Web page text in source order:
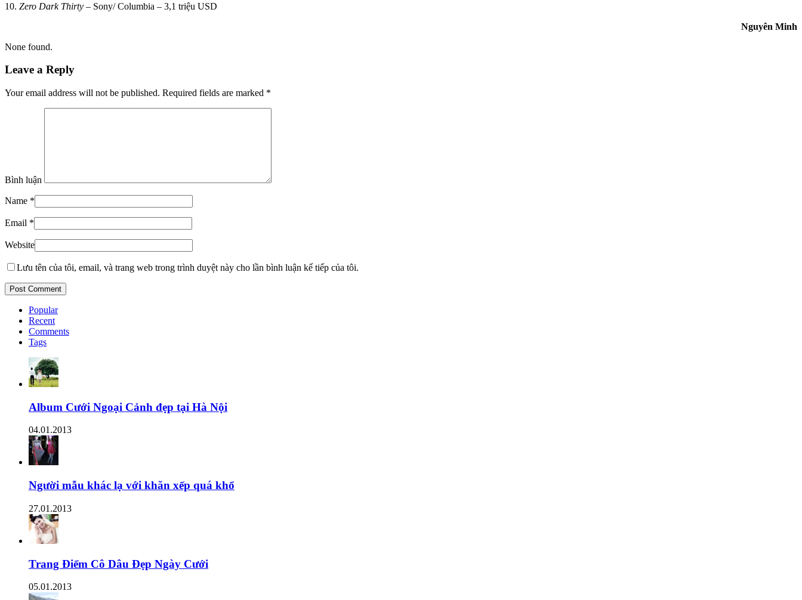
10. Zero Dark Thirty – Sony/ Columbia – 3,1 triệu USD
Nguyên Minh
None found.
Leave a Reply
Your email address will not be published. Required fields are marked *
Bình luận
Name *
Email *
Website
Lưu tên của tôi, email, và trang web trong trình duyệt này cho lần bình luận kế tiếp của tôi.
Popular
Recent
Comments
Tags
Album Cưới Ngoại Cảnh đẹp tại Hà Nội
04.01.2013
Người mẫu khác lạ với khăn xếp quá khổ
27.01.2013
Trang Điểm Cô Dâu Đẹp Ngày Cưới
05.01.2013